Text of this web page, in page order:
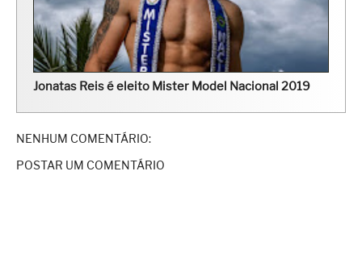
Jonatas Reis é eleito Mister Model Nacional 2019
NENHUM COMENTÁRIO:
POSTAR UM COMENTÁRIO